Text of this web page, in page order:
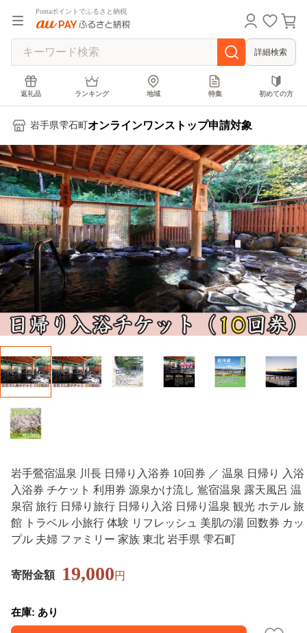
Pontaポイントでふるさと納税
詳細検索
返礼品 ランキング 地域 特集 初めての方
岩手県雫石町 オンラインワンストップ申請対象
岩手鶯宿温泉 川長 日帰り入浴券 10回券 ／ 温泉 日帰り 入浴
入浴券 チケット 利用券 源泉かけ流し 鴬宿温泉 露天風呂 温
泉宿 旅行 日帰り旅行 日帰り入浴 日帰り温泉 観光 ホテル 旅
館 トラベル 小旅行 体験 リフレッシュ 美肌の湯 回数券 カッ
プル 夫婦 ファミリー 家族 東北 岩手県 雫石町
寄附金額 19,000円
在庫: あり